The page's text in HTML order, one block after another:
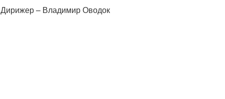
Дирижер – Владимир Оводок